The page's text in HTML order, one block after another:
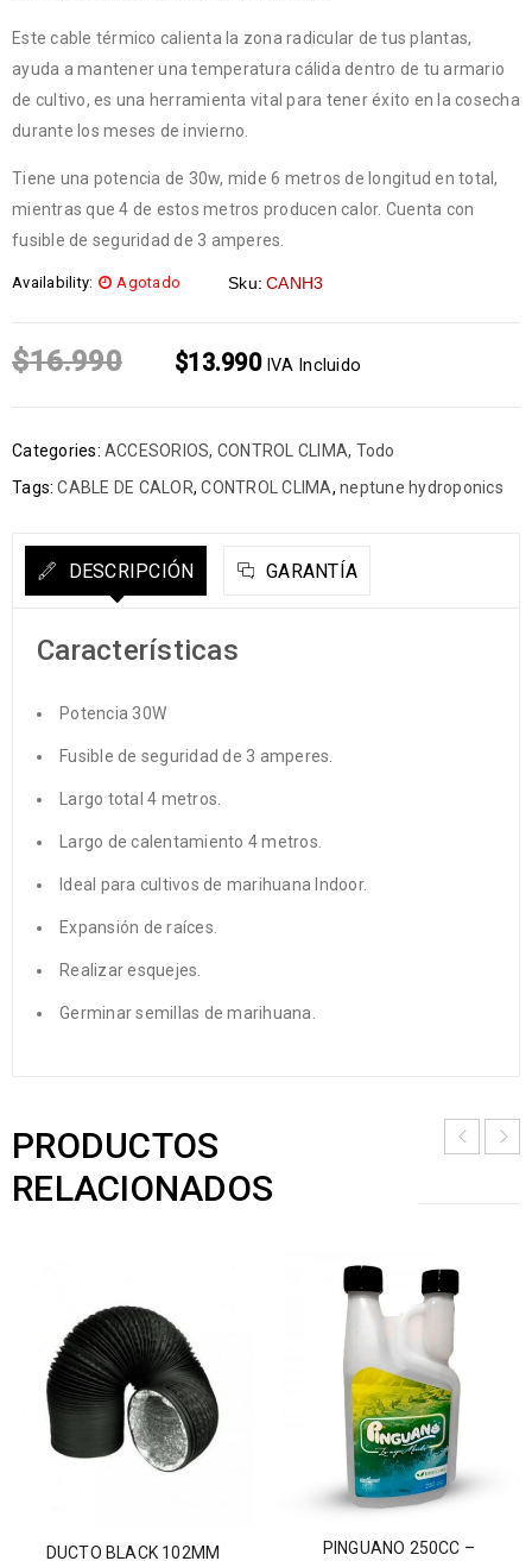
Este cable térmico calienta la zona radicular de tus plantas,
ayuda a mantener una temperatura cálida dentro de tu armario
de cultivo, es una herramienta vital para tener éxito en la cosecha
durante los meses de invierno.
Tiene una potencia de 30w, mide 6 metros de longitud en total,
mientras que 4 de estos metros producen calor. Cuenta con
fusible de seguridad de 3 amperes.
Availability: Agotado Sku: CANH3
$16.990 $13.990 IVA Incluido
Categories: ACCESORIOS, CONTROL CLIMA, Todo
Tags: CABLE DE CALOR,CONTROL CLIMA, neptune hydroponics
DESCRIPCIÓN GARANTÍA
Características
Potencia 30W
Fusible de seguridad de 3 amperes.
Largo total 4 metros.
Largo de calentamiento 4 metros.
Ideal para cultivos de marihuana Indoor.
Expansión de raíces.
Realizar esquejes.
Germinar semillas de marihuana.
PRODUCTOS
RELACIONADOS
DUCTO BLACK 102MM
PINGUANO 250CC –